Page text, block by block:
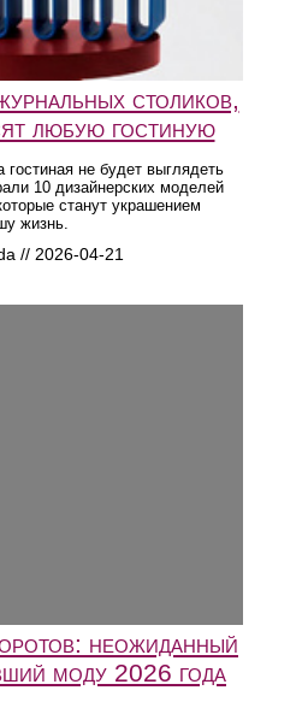
столиков,
любую гостиную
гостиная не будет выглядеть
10 дизайнерских моделей
станут украшением
жизнь.
// 2026-04-21
неожиданный
моду 2026 года